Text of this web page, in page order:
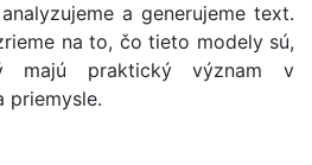
a generujeme text.
na to, čo tieto modely sú,
majú praktický význam v
priemysle.